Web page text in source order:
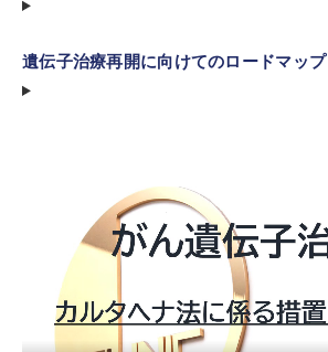
遺伝子治療再開に向けてのロードマップ